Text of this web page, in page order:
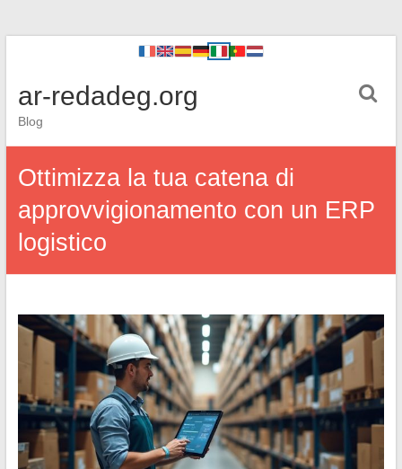
ar-redadeg.org
Blog
Ottimizza la tua catena di
approvvigionamento con un ERP
logistico